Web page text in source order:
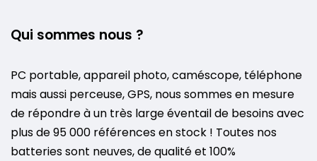
Qui sommes nous ?
PC portable, appareil photo, caméscope, téléphone
mais aussi perceuse, GPS, nous sommes en mesure
de répondre à un très large éventail de besoins avec
plus de 95 000 références en stock ! Toutes nos
batteries sont neuves, de qualité et 100%